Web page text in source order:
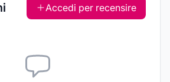
Accedi per recensire